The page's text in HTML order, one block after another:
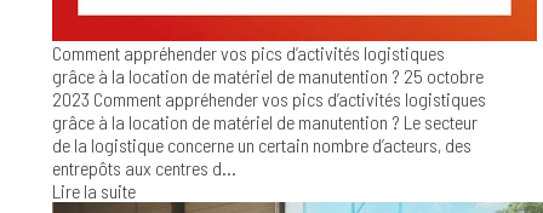
Comment appréhender vos pics d’activités logistiques
grâce à la location de matériel de manutention ? 25 octobre
2023 Comment appréhender vos pics d’activités logistiques
grâce à la location de matériel de manutention ? Le secteur
de la logistique concerne un certain nombre d’acteurs, des
entrepôts aux centres d...
Lire la suite